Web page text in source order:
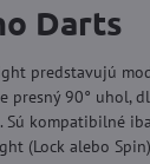
Darts
predstavujú
presný 90° uhol,
kompatibilné
(Lock alebo